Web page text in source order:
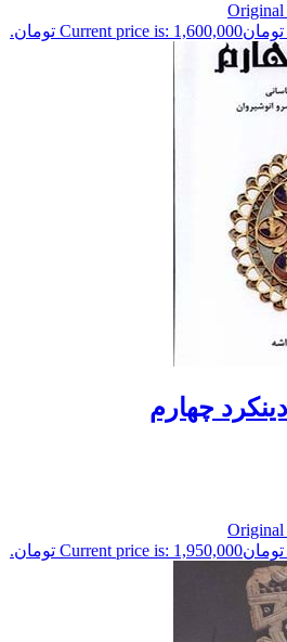
Original
تومانCurrent price is: 1,600,000 تومان.
چهارم
Original
تومانCurrent price is: 1,950,000 تومان.